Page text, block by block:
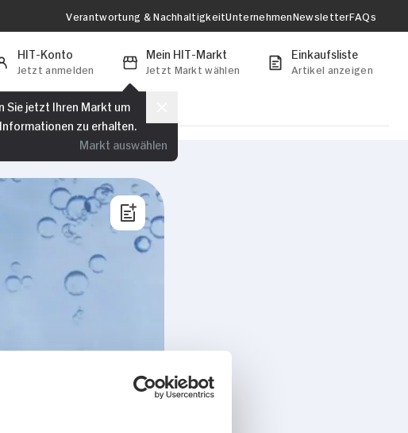
Verantwortung & NachhaltigkeitUnternehmenNewsletterFAQs
HIT-Konto
Jetzt anmelden
Mein HIT-Markt
Jetzt Markt wählen
Sie jetzt Ihren Markt um
zu erhalten.
Markt auswählen
Einkaufsliste
Artikel anzeigen